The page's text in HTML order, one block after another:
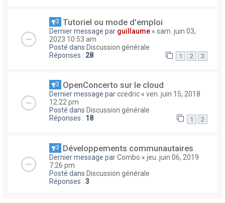
Tutoriel ou mode d'emploi
Dernier message par guillaume « sam. juin 03,
2023 10:53 am
Posté dans Discussion générale
Réponses : 28 1 2 3
OpenConcerto sur le cloud
Dernier message parccedric « ven. juin 15, 2018
12:22 pm
Posté dans Discussion générale
Réponses : 18 1 2
Développements communautaires
Dernier message parCombo « jeu. juin 06, 2019
7:26 pm
Posté dans Discussion générale
Réponses : 3